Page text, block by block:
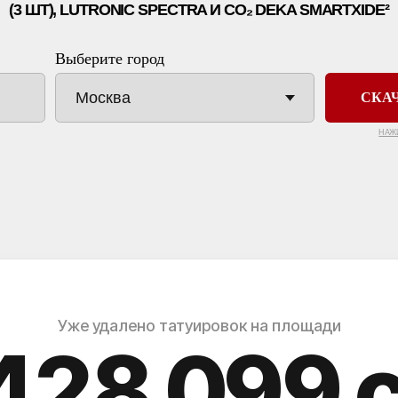
Уже удалено татуировок на площади